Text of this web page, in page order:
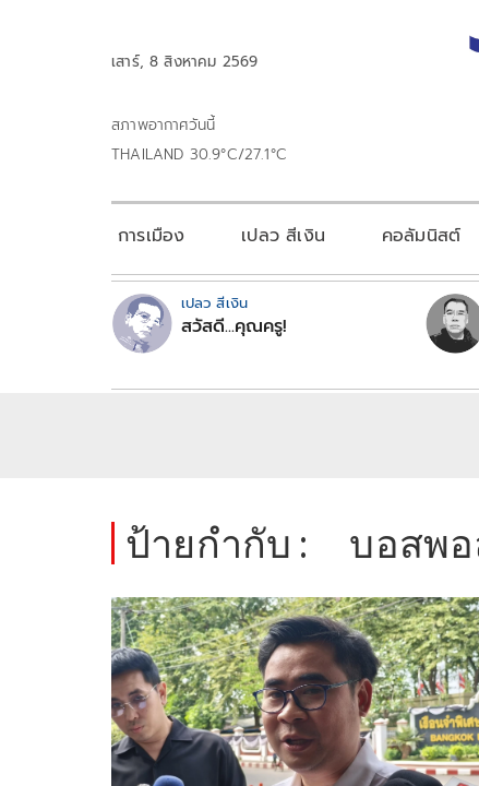
เสาร์, 8 สิงหาคม 2569
สภาพอากาศวันนี้
THAILAND 30.9°C/27.1°C
การเมือง เปลว สีเงิน คอลัมนิสต์
เปลว สีเงิน
สวัสดี...คุณครู!
ป้ายกำกับ : บอสพ